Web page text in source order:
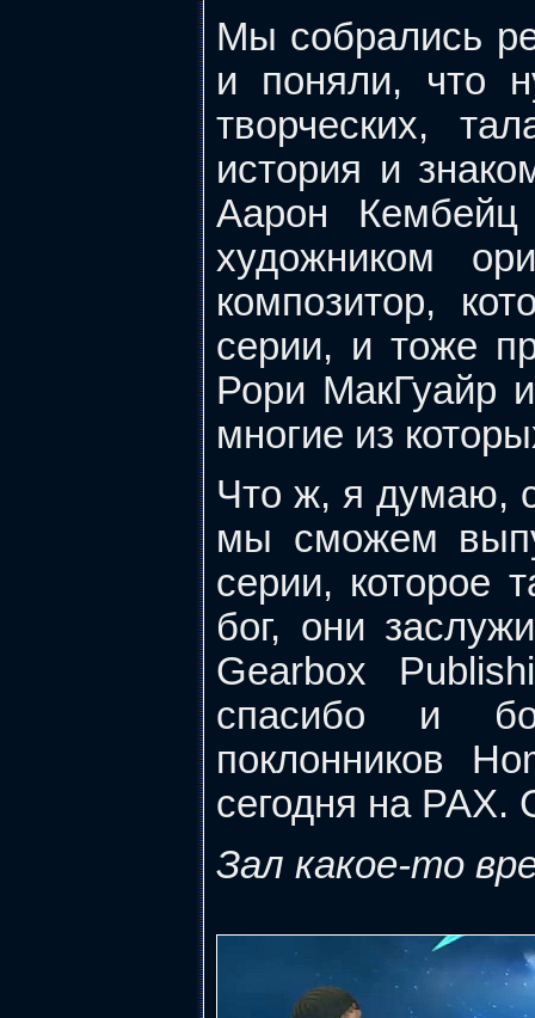
Мы собрались
и поняли, что
творческих,
история и
Аарон
художником
композитор,
серии, и тоже
Рори МакГуайр
многие из
Что ж, я думаю, с
мы сможем
серии, которое
бог, они
Gearbox
спасибо и
поклонников
сегодня на
Зал какое-то